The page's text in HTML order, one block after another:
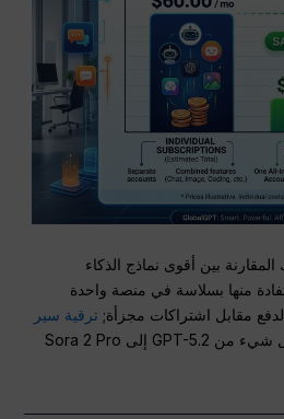
المقارنة بين أقوى نماذج الذكاء
منها بسلاسة في منصة واحدة
مقابل اشتراكات مجزأة;ترقية سير
اليوم والوصول إلى كل شيء من GPT-5.2 إلى Sora 2 Pro